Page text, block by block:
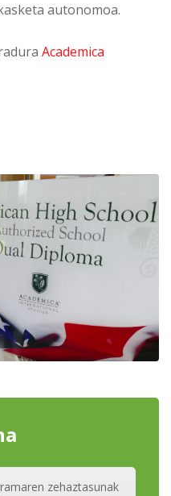
autonomoa.
Academica
zehaztasunak